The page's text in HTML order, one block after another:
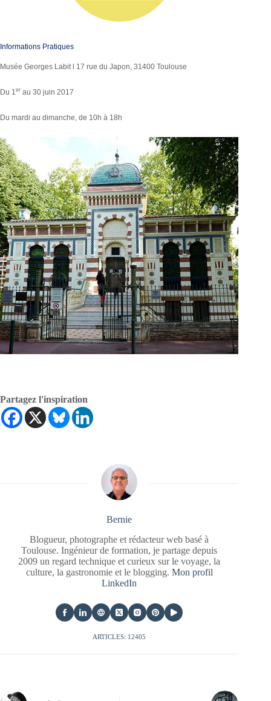
Informations Pratiques
Musée Georges Labit l 17 rue du Japon, 31400 Toulouse
Du 1 er au 30 juin 2017
Du mardi au dimanche, de 10h à 18h
Partagez l'inspiration
Bernie
Blogueur, photographe et rédacteur web basé à
Toulouse. Ingénieur de formation, je partage depuis
2009 un regard technique et curieux sur le voyage, la
culture, la gastronomie et le blogging. Mon profil
LinkedIn
ARTICLES: 12405